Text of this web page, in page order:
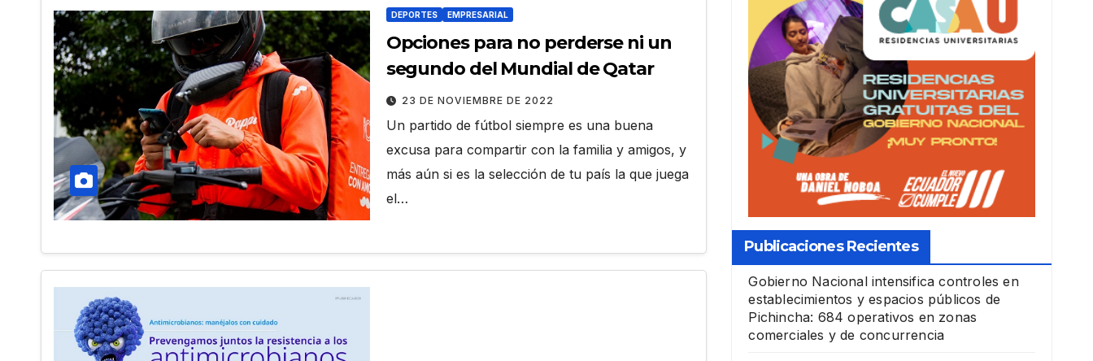
DEPORTES EMPRESARIAL
Opciones para no perderse ni un
segundo del Mundial de Qatar
23 DE NOVIEMBRE DE 2022
Un partido de fútbol siempre es una buena
excusa para compartir con la familia y amigos, y
más aún si es la selección de tu país la que juega
el…
Publicaciones Recientes
Gobierno Nacional intensifica controles en
establecimientos y espacios públicos de
Pichincha: 684 operativos en zonas
comerciales y de concurrencia